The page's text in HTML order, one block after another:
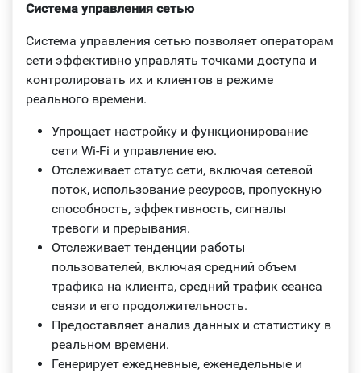
Система управления сетью
Система управления сетью позволяет операторам
сети эффективно управлять точками доступа и
контролировать их и клиентов в режиме
реального времени.
Упрощает настройку и функционирование
сети Wi-Fi и управление ею.
Отслеживает статус сети, включая сетевой
поток, использование ресурсов, пропускную
способность, эффективность, сигналы
тревоги и прерывания.
Отслеживает тенденции работы
пользователей, включая средний объем
трафика на клиента, средний трафик сеанса
связи и его продолжительность.
Предоставляет анализ данных и статистику в
реальном времени.
Генерирует ежедневные, еженедельные и